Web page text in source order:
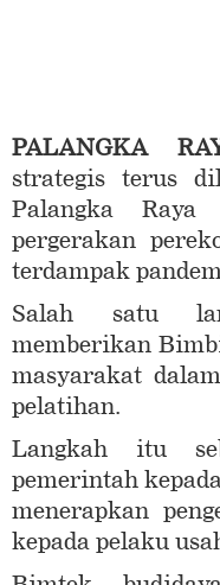
PALANGKA
strategis terus
Palangka
pergerakan
terdampak
Salah satu
memberikan
masyarakat
pelatihan.
Langkah itu
pemerintah
menerapkan
kepada pelaku